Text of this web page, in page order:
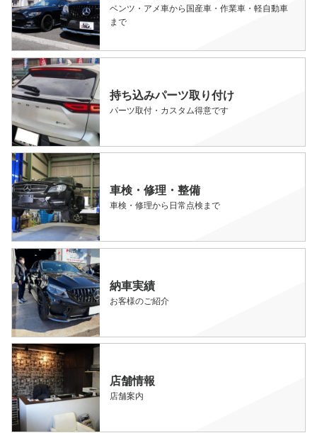
ベンツ・アメ車から国産車・作業車・軽自動車
まで
持ち込みパーツ取り付け
パーツ取付・カスタム得意です
車検・修理・整備
車検・修理から日常点検まで
納車実績
お客様のご紹介
店舗情報
店舗案内